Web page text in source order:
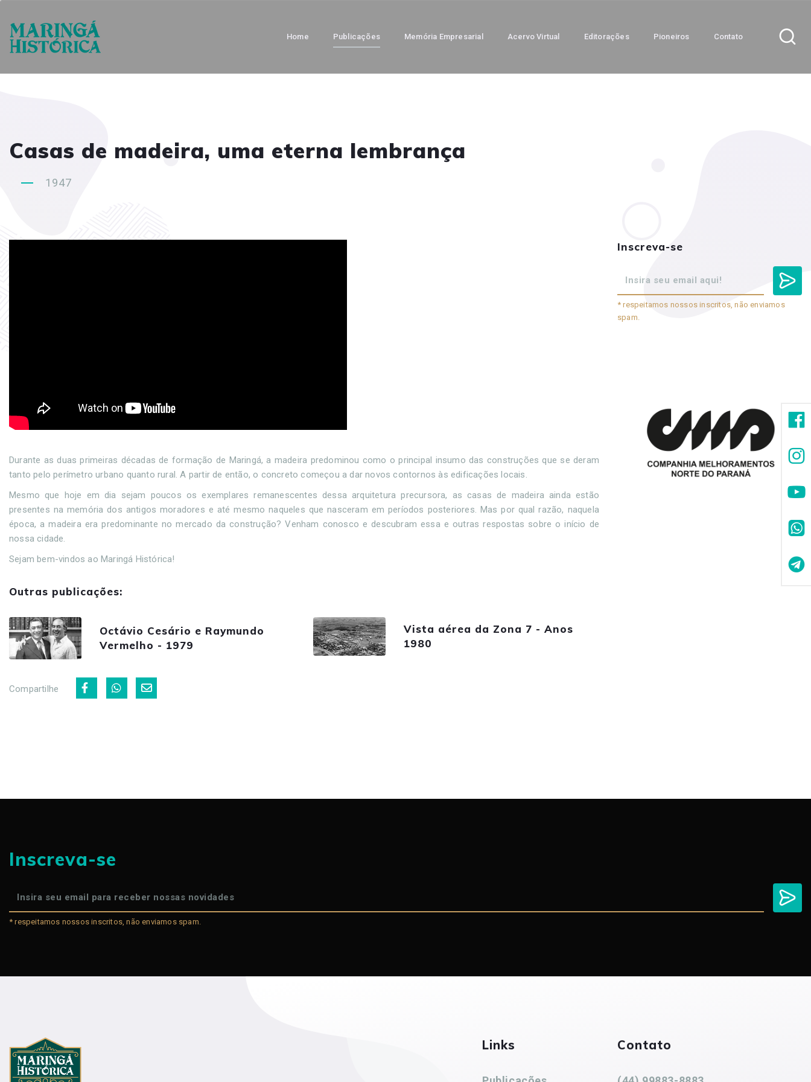
Home Publicações Memória Empresarial Acervo Virtual Editorações Pioneiros Contato
Casas de madeira, uma eterna lembrança
1947
Durante as duas primeiras décadas de formação de Maringá, a madeira predominou como o principal insumo das construções que se deram
tanto pelo perímetro urbano quanto rural. A partir de então, o concreto começou a dar novos contornos às edificações locais.
Mesmo que hoje em dia sejam poucos os exemplares remanescentes dessa arquitetura precursora, as casas de madeira ainda estão
presentes na memória dos antigos moradores e até mesmo naqueles que nasceram em períodos posteriores. Mas por qual razão, naquela
época, a madeira era predominante no mercado da construção? Venham conosco e descubram essa e outras respostas sobre o início de
nossa cidade.
Sejam bem-vindos ao Maringá Histórica!
Outras publicações:
Octávio Cesário e Raymundo
Vermelho - 1979
Vista aérea da Zona 7 - Anos
1980
Compartilhe
Inscreva-se
* respeitamos nossos inscritos, não enviamos
spam.
Inscreva-se
* respeitamos nossos inscritos, não enviamos spam.
Links Contato